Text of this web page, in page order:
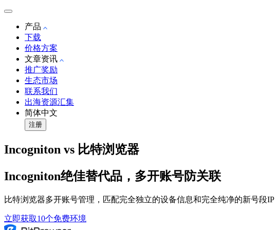
产品
下载
价格方案
文章资讯
推广奖励
生态市场
联系我们
出海资源汇集
简体中文
注册
Incogniton vs 比特浏览器
Incogniton绝佳替代品，多开账号防关联
比特浏览器多开账号管理，匹配完全独立的设备信息和完全纯净的新号段
立即获取10个免费环境